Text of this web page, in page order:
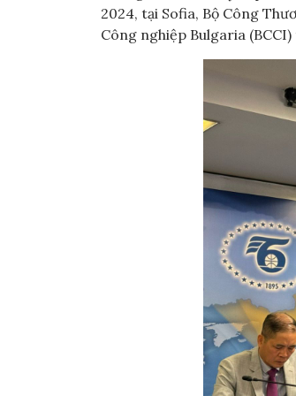
2024, tại Sofia, Bộ Công
Công nghiệp Bulgaria